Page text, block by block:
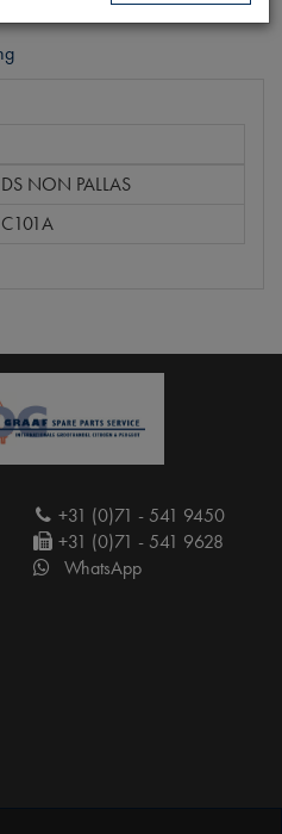
DS NON PALLAS
C101A
+31 (0)71 - 541 9450
+31 (0)71 - 541 9628
WhatsApp